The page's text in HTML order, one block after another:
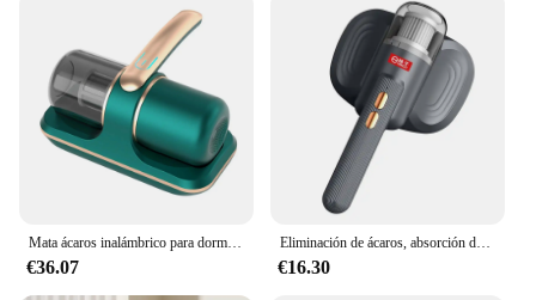
designed to tackle the problem of mites and other
unwanted insects. Made from durable ABS plastic,
this mite remover is not only sturdy but also
lightweight, making it easy to handle and maneuver.
Its ergonomic design ensures a comfortable grip,
allowing for extended use without fatigue. The
high-performance motor drives the device, ensuring
a thorough and efficient removal of mites and their
eggs, providing a hygienic and pest-free
**Versatile and User-Friendly**
Mata ácaros inalámbrico para dormitorio, limpiador de polvo germicida ultravioleta para uso doméstico, limpieza profunda, eliminador de ácaros de China continental
€36.07
Eliminación de ácaros, absorción de polvo, limpieza de cama doméstica, cepillo, eliminación de polvo, cepillo, eliminación de arena, alfombra, secador de pelo, limpieza de cama
€16.30